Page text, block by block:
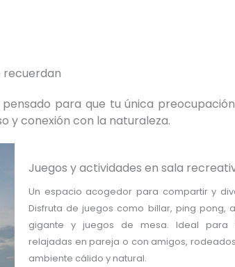
recuerdan
para que tu única
y conexión con la naturaleza.
Juegos y actividades en sala
Un espacio acogedor para compartir y
Disfruta de juegos como billar, ping pong,
gigante y juegos de mesa. Ideal para
relajadas en pareja o con amigos,
ambiente cálido y natural.